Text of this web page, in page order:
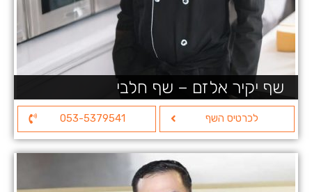
שף יקיר אלזם – שף חלבי
לכרטיס השף 053-5379541